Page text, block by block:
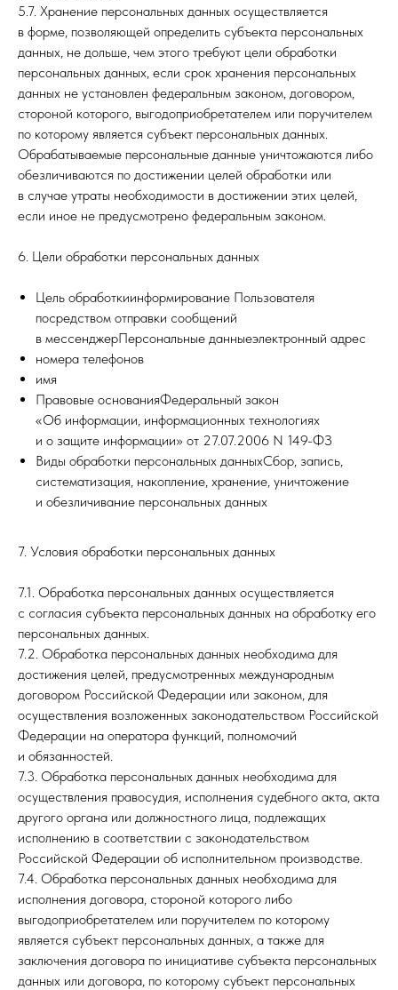
5.7. Хранение персональных данных осуществляется
в форме, позволяющей определить субъекта персональных
данных, не дольше, чем этого требуют цели обработки
персональных данных, если срок хранения персональных
данных не установлен федеральным законом, договором,
стороной которого, выгодоприобретателем или поручителем
по которому является субъект персональных данных.
Обрабатываемые персональные данные уничтожаются либо
обезличиваются по достижении целей обработки или
в случае утраты необходимости в достижении этих целей,
если иное не предусмотрено федеральным законом.
6. Цели обработки персональных данных
Цель обработкиинформирование Пользователя
посредством отправки сообщений
в мессенджерПерсональные данныеэлектронный адрес
номера телефонов
имя
Правовые основанияФедеральный закон
«Об информации, информационных технологиях
и о защите информации» от 27.07.2006 N 149-ФЗ
Виды обработки персональных данныхСбор, запись,
систематизация, накопление, хранение, уничтожение
и обезличивание персональных данных
7. Условия обработки персональных данных
7.1. Обработка персональных данных осуществляется
с согласия субъекта персональных данных на обработку его
персональных данных.
7.2. Обработка персональных данных необходима для
достижения целей, предусмотренных международным
договором Российской Федерации или законом, для
осуществления возложенных законодательством Российской
Федерации на оператора функций, полномочий
и обязанностей.
7.3. Обработка персональных данных необходима для
осуществления правосудия, исполнения судебного акта, акта
другого органа или должностного лица, подлежащих
исполнению в соответствии с законодательством
Российской Федерации об исполнительном производстве.
7.4. Обработка персональных данных необходима для
исполнения договора, стороной которого либо
выгодоприобретателем или поручителем по которому
является субъект персональных данных, а также для
заключения договора по инициативе субъекта персональных
данных или договора, по которому субъект персональных